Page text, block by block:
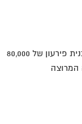
תיק מסקרן במיוחד שהתחיל ב 280,000 ₪, הסתיים בתכנית פירעון של 80,000
המרוצה